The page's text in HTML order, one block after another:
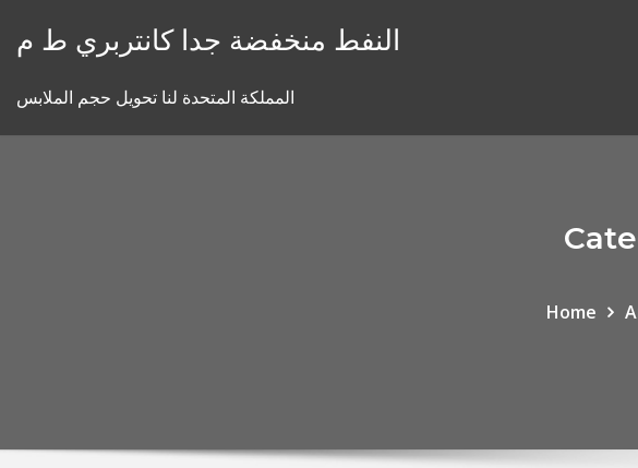
النفط منخفضة جدا كانتربري ط م
المملكة المتحدة لنا تحويل حجم الملابس
Home